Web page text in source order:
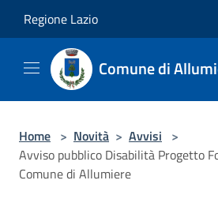
Regione Lazio
Comune di
Home > Novità > Avvisi >
Avviso pubblico Disabilità Progetto
Comune di Allumiere